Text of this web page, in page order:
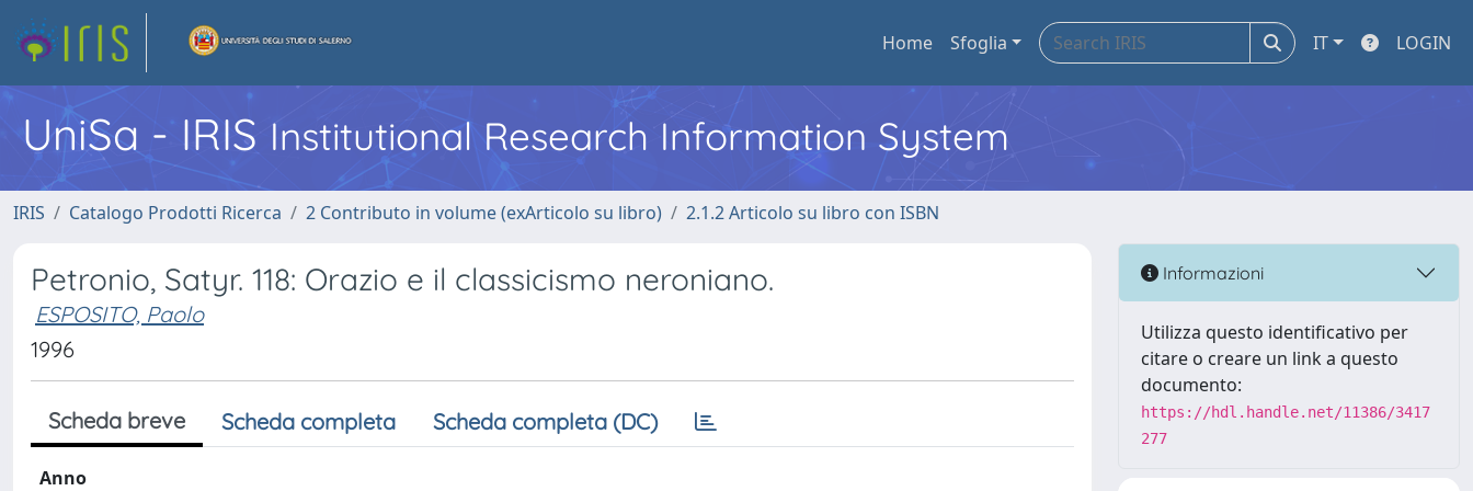
Home Sfoglia IT LOGIN
UniSa - IRIS Institutional Research Information System
IRIS Catalogo Prodotti Ricerca 2 Contributo in volume (exArticolo su libro) 2.1.2 Articolo su libro con ISBN
Petronio, Satyr. 118: Orazio e il classicismo neroniano.
ESPOSITO, Paolo
1996
Scheda breve Scheda completa Scheda completa (DC)
Anno
Informazioni
Utilizza questo identificativo per
citare o creare un link a questo
documento:
https://hdl.handle.net/11386/3417
277